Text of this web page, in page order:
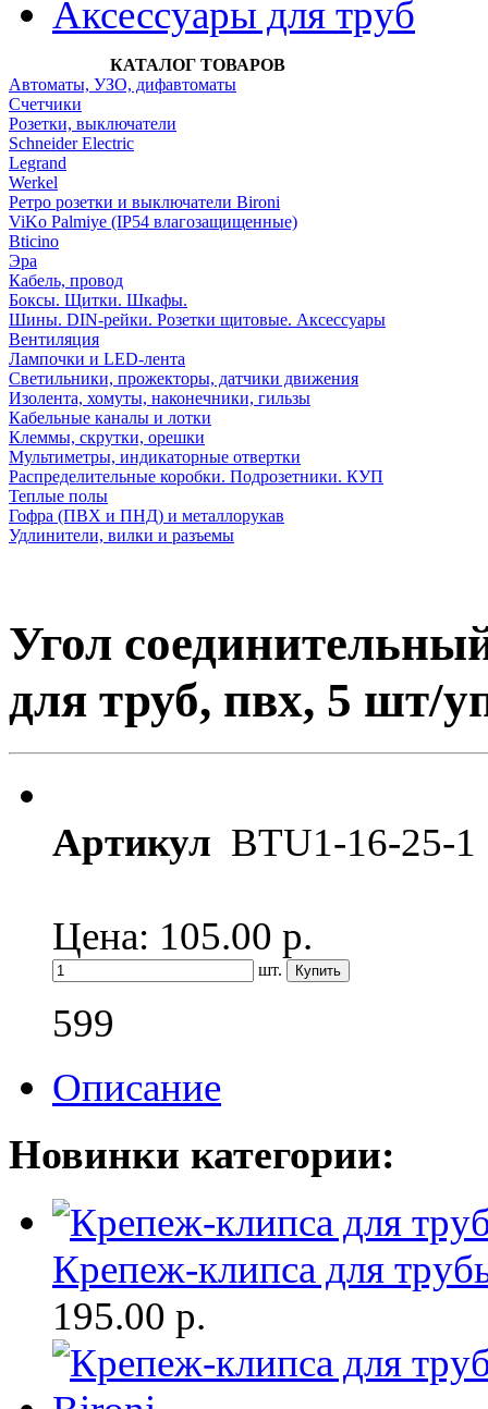
Аксессуары для труб
КАТАЛОГ ТОВАРОВ
Автоматы, УЗО, дифавтоматы
Счетчики
Розетки, выключатели
Schneider Electric
Legrand
Werkel
Ретро розетки и выключатели Bironi
ViKo Palmiye (IP54 влагозащищенные)
Bticino
Эра
Кабель, провод
Боксы. Щитки. Шкафы.
Шины. DIN-рейки. Розетки щитовые. Аксессуары
Вентиляция
Лампочки и LED-лента
Светильники, прожекторы, датчики движения
Изолента, хомуты, наконечники, гильзы
Кабельные каналы и лотки
Клеммы, скрутки, орешки
Мультиметры, индикаторные отвертки
Распределительные коробки. Подрозетники. КУП
Теплые полы
Гофра (ПВХ и ПНД) и металлорукав
Удлинители, вилки и разъемы
Угол
для труб, пвх, 5 шт/
Артикул BTU1-16-25-1
Цена: 105.00 р.
шт.
599
Описание
Новинки категории:
Крепеж-клипса для
195.00 р.